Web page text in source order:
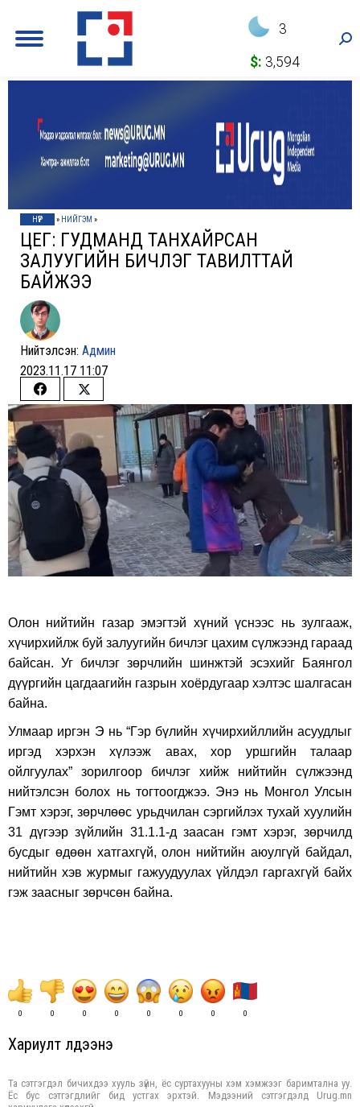
3
$: 3,594
НҮҮР » НИЙГЭМ »
ЦЕГ: ГУДМАНД ТАНХАЙРСАН
ЗАЛУУГИЙН БИЧЛЭГ ТАВИЛТТАЙ
БАЙЖЭЭ
Нийтэлсэн: Админ
2023.11.17 11:07
Share
on
Facebook
Share
Twitter
Олон нийтийн газар эмэгтэй хүний үснээс нь зулгааж,
хүчирхийлж буй залуугийн бичлэг цахим сүлжээнд гараад
байсан. Уг бичлэг зөрчлийн шинжтэй эсэхийг Баянгол
дүүргийн цагдаагийн газрын хоёрдугаар хэлтэс шалгасан
байна.
Улмаар иргэн Э нь “Гэр бүлийн хүчирхийллийн асуудлыг
иргэд хэрхэн хүлээж авах, хор уршгийн талаар
ойлгуулах” зорилгоор бичлэг хийж нийтийн сүлжээнд
нийтэлсэн болох нь тогтоогджээ. Энэ нь Монгол Улсын
Гэмт хэрэг, зөрчлөөс урьдчилан сэргийлэх тухай хуулийн
31 дүгээр зүйлийн 31.1.1-д заасан гэмт хэрэг, зөрчилд
бусдыг өдөөн хатгахгүй, олон нийтийн аюулгүй байдал,
нийтийн хэв журмыг гажуудуулах үйлдэл гаргахгүй байх
гэж заасныг зөрчсөн байна.
0 0 0 0 0 0 0 0
Хариулт үлдээнэ үү
Та сэтгэгдэл бичихдээ хууль зүйн, ёс суртахууны хэм хэмжээг баримтална уу.
Ёс бус сэтгэгдлийг бид устгах эрхтэй. Мэдээний сэтгэгдэлд Urug.mn